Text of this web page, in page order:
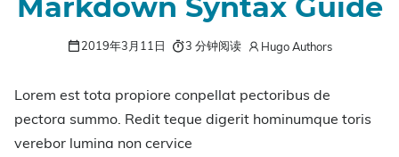
Markdown Syntax Guide
2019年3月11日 3 分钟阅读 Hugo Authors
Lorem est tota propiore conpellat pectoribus de
pectora summo. Redit teque digerit hominumque toris
verebor lumina non cervice